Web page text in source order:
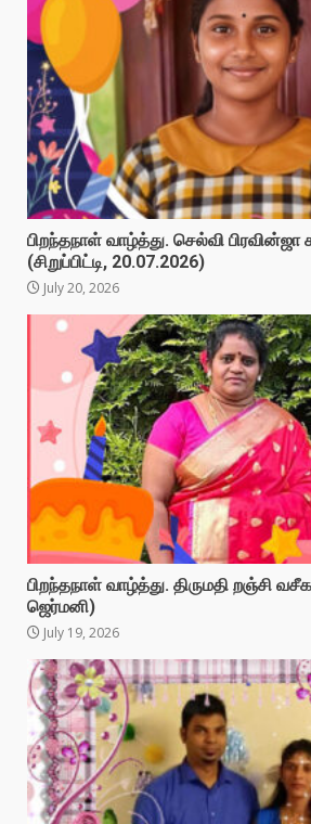
பிறந்தநாள் வாழ்த்து. செல்வி
(சிறுப்பிட்டி, 20.07.2026)
July 20, 2026
பிறந்தநாள் வாழ்த்து. திருமதி றஞ்சி
ஜெர்மனி)
July 19, 2026